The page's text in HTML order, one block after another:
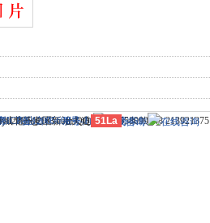
-商业合作-服务内容-服务条款
QQ群号：558099248 213921375
城北开发区新冶大道
ICP备12005698号-1 51La